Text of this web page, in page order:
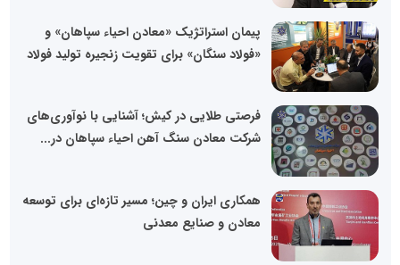
پیمان استراتژیک «معادن احیاء سپاهان» و
«فولاد سنگان» برای تقویت زنجیره تولید فولاد
فرصتی طلایی در کیش؛ آشنایی با نوآوری‌های
شرکت معادن سنگ آهن احیاء سپاهان در...
همکاری ایران و چین؛ مسیر تازه‌ای برای توسعه
معادن و صنایع معدنی